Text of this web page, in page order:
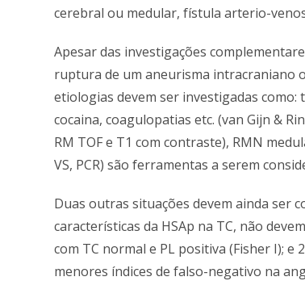
cerebral ou medular, fístula arterio-
Apesar das investigações
ruptura de um aneurisma intracraniano
etiologias devem ser investigadas
cocaina, coagulopatias etc. (van Gijn &
RM TOF e T1 com contraste), RMN
VS, PCR) são ferramentas a serem
Duas outras situações devem ainda ser
características da HSAp na TC, não
com TC normal e PL positiva (Fisher I); e
menores índices de falso-negativo na